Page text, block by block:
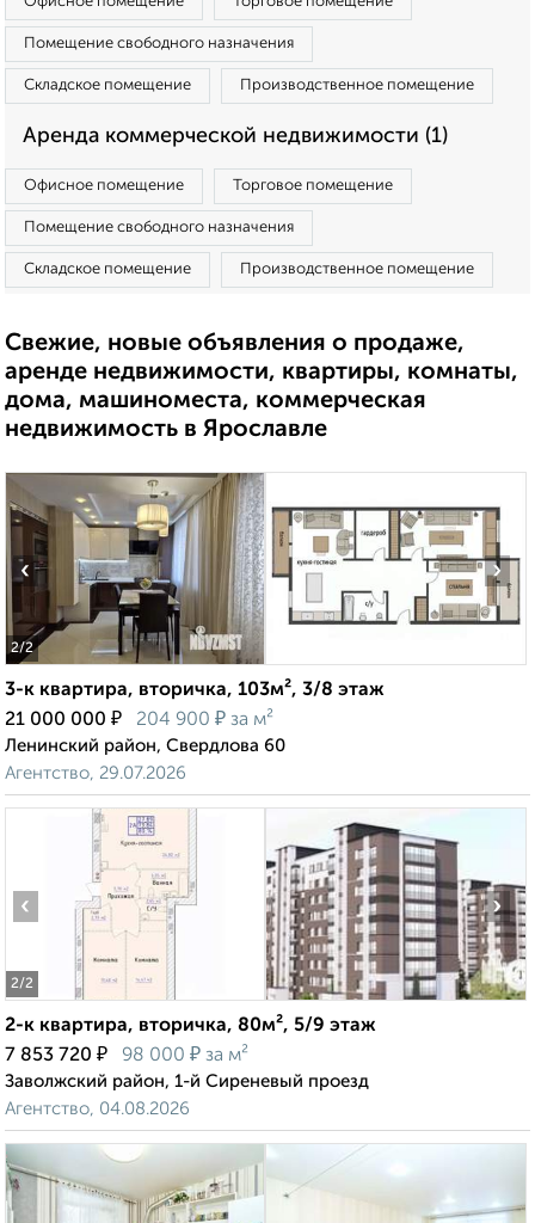
Помещение свободного назначения
Складское помещение Производственное помещение
Аренда коммерческой недвижимости (1)
Офисное помещение Торговое помещение
Помещение свободного назначения
Складское помещение Производственное помещение
Свежие, новые объявления о продаже,
аренде недвижимости, квартиры, комнаты,
дома, машиноместа, коммерческая
недвижимость в Ярославле
2/2
‹ ›
3-к квартира, вторичка, 103м², 3/8 этаж
21 000 000 ₽ 204 900 ₽ за м²
Ленинский район, Свердлова 60
Агентство, 29.07.2026
2/2
‹ ›
2-к квартира, вторичка, 80м², 5/9 этаж
7 853 720 ₽ 98 000 ₽ за м²
Заволжский район, 1-й Сиреневый проезд
Агентство, 04.08.2026